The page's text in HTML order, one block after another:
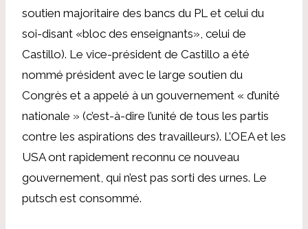
soutien majoritaire des bancs du PL et celui du
soi-disant «bloc des enseignants», celui de
Castillo). Le vice-président de Castillo a été
nommé président avec le large soutien du
Congrès et a appelé à un gouvernement « d’unité
nationale » (c’est-à-dire l’unité de tous les partis
contre les aspirations des travailleurs). L’OEA et les
USA ont rapidement reconnu ce nouveau
gouvernement, qui n’est pas sorti des urnes. Le
putsch est consommé.